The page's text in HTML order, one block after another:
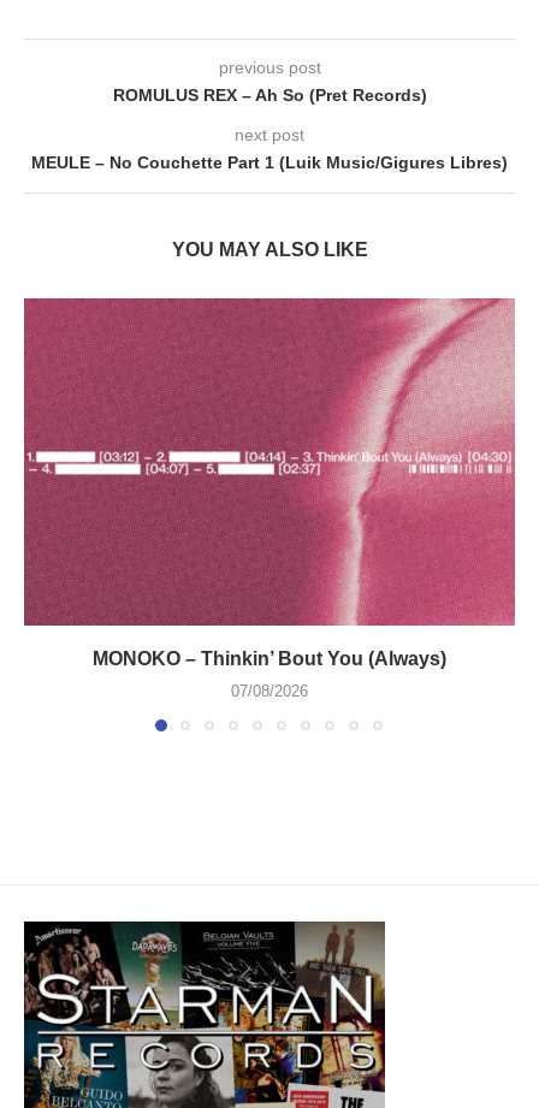
previous post
ROMULUS REX – Ah So (Pret Records)
next post
MEULE – No Couchette Part 1 (Luik Music/Gigures Libres)
YOU MAY ALSO LIKE
MONOKO – Thinkin’ Bout You (Always)
07/08/2026